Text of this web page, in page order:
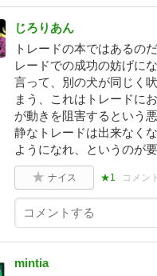
じろりあん
トレードの本ではあるの
レードでの成功の妨げに
言って、別の犬が同じく
まう、これはトレードに
が動きを阻害するという
静なトレードは出来なく
ようになれ、というのが要
ナイス ★1 コメン
mintia